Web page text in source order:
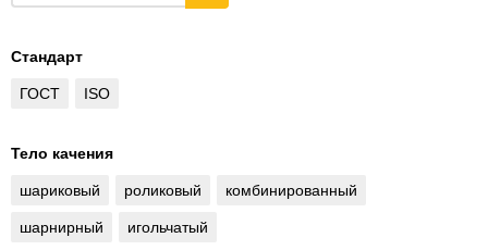
Стандарт
ГОСТ ISO
Тело качения
шариковый роликовый комбинированный
шарнирный игольчатый